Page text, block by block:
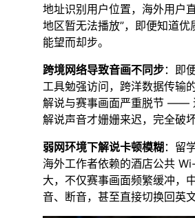
地址识别用户位置，海外用户
地区暂无法播放”，即便知道优
能望而却步。​
跨境网络导致音画不同步：即
工具勉强访问，跨洋数据传输
解说与赛事画面严重脱节 ——
解说声音才姗姗来迟，完全破
弱网环境下解说卡顿模糊：留
海外工作者依赖的酒店公共
大，不仅赛事画面频繁缓冲，
音、断音，甚至直接切换回英